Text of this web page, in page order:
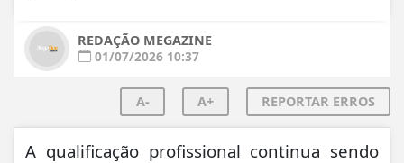
REDAÇÃO MEGAZINE
01/07/2026 10:37
A- A+ REPORTAR ERROS
A qualificação profissional continua sendo